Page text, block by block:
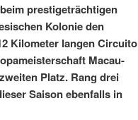
prestigeträchtigen
Kolonie den
Kilometer langen Circuito
Macau-
Platz. Rang drei
Saison ebenfalls in